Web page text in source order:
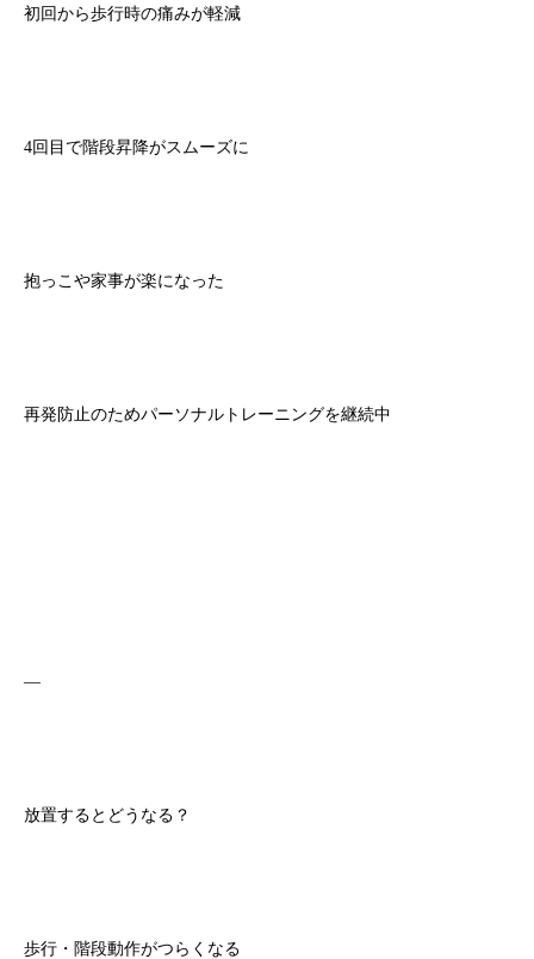
初回から歩行時の痛みが軽減
4回目で階段昇降がスムーズに
抱っこや家事が楽になった
再発防止のためパーソナルトレーニングを継続中
—
放置するとどうなる？
歩行・階段動作がつらくなる